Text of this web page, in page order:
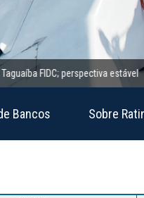
perspectiva estável
Bancos Sobre